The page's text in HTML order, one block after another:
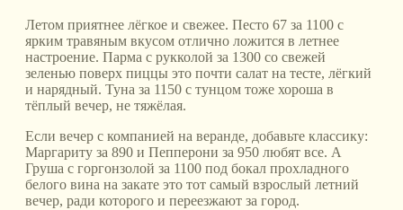
Летом приятнее лёгкое и свежее. Песто 67 за 1100 с
ярким травяным вкусом отлично ложится в летнее
настроение. Парма с рукколой за 1300 со свежей
зеленью поверх пиццы это почти салат на тесте, лёгкий
и нарядный. Туна за 1150 с тунцом тоже хороша в
тёплый вечер, не тяжёлая.
Если вечер с компанией на веранде, добавьте классику:
Маргариту за 890 и Пепперони за 950 любят все. А
Груша с горгонзолой за 1100 под бокал прохладного
белого вина на закате это тот самый взрослый летний
вечер, ради которого и переезжают за город.